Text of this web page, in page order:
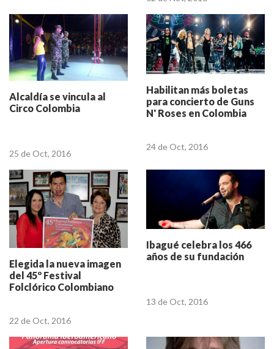
Alcaldía se vincula al
Circo Colombia
25 de Oct, 2016
Habilitan más boletas
para concierto de Guns
N' Roses en Colombia
24 de Oct, 2016
Elegida la nueva imagen
del 45º Festival
Folclórico Colombiano
22 de Oct, 2016
Ibagué celebra los 466
años de su fundación
13 de Oct, 2016